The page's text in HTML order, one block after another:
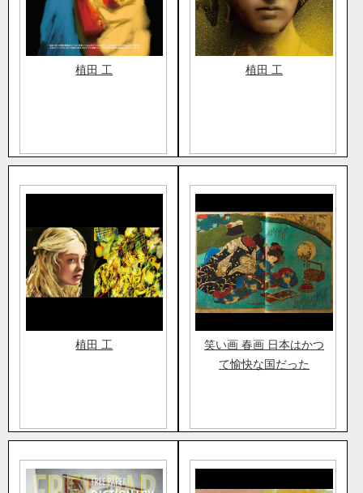
植田 工 植田 工
植田 工
笑い画 春画 日本はかつ
て愉快な国だった